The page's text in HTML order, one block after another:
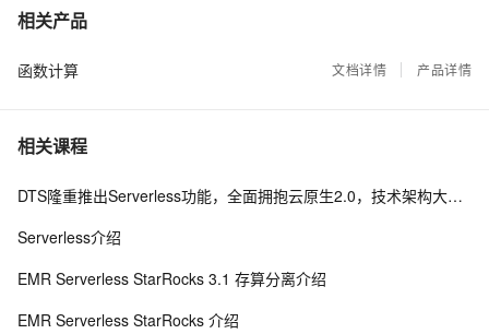
7 阿里云宣布推出Serverless Kubernetes服务  30秒即
8 php runtime 中 headers already sent 问题解决方案 13878
9
云栖夜读
10实践篇：搭建无服务器应用--函数计算+API网关+云
12420
相关产品
函数计算 文档详情 产品详情
相关课程
DTS隆重推出Serverless功能，全面拥抱云原生2.0，技术架构大升级
Serverless介绍
EMR Serverless StarRocks 3.1 存算分离介绍
EMR Serverless StarRocks 介绍